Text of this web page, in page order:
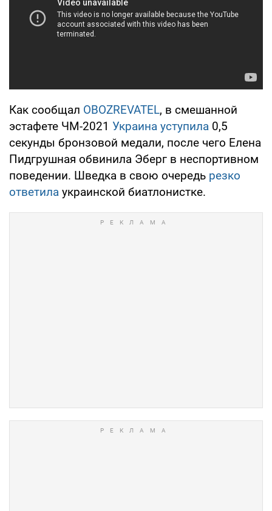
Как сообщал OBOZREVATEL, в смешанной
эстафете ЧМ-2021 Украина уступила 0,5
секунды бронзовой медали, после чего Елена
Пидгрушная обвинила Эберг в неспортивном
поведении. Шведка в свою очередь резко
ответила украинской биатлонистке.